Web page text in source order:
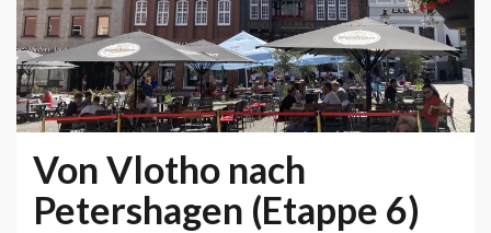
Von Vlotho nach
Petershagen (Etappe 6)